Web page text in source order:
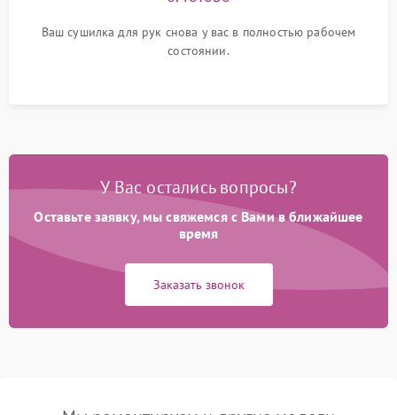
Ваш сушилка для рук снова у вас в полностью рабочем
состоянии.
У Вас остались вопросы?
Оставьте заявку, мы свяжемся с Вами в ближайшее
время
Заказать звонок